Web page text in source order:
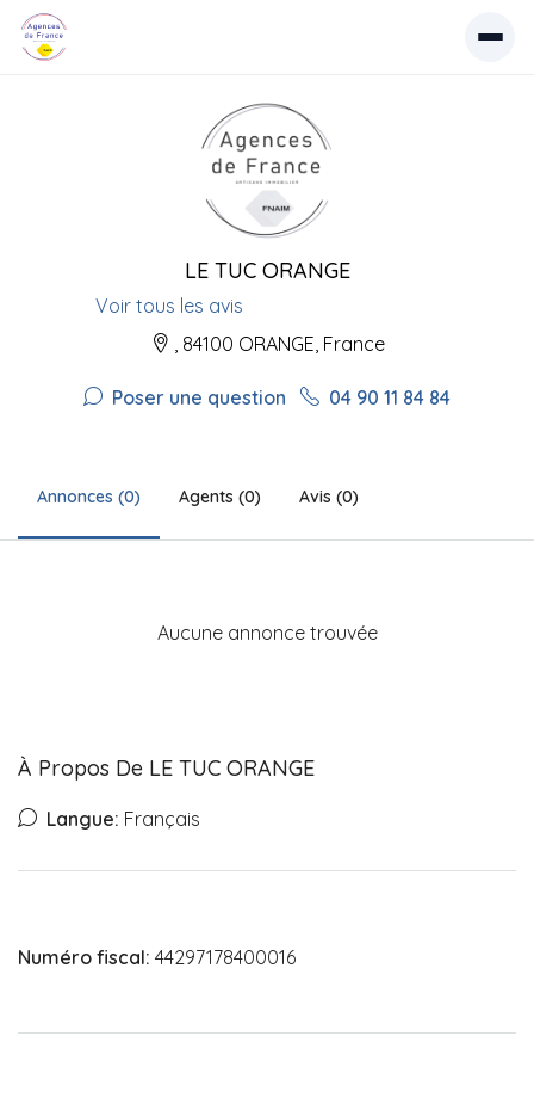
LE TUC ORANGE
Voir tous les avis
, 84100 ORANGE, France
Poser une question 04 90 11 84 84
Annonces (0) Agents (0) Avis (0)
Aucune annonce trouvée
À Propos De LE TUC ORANGE
Langue: Français
Numéro fiscal: 44297178400016